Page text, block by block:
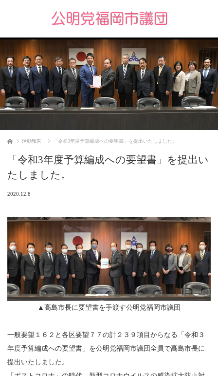
ホーム 活動報告 「令和3年度予算編成への要望書」を提出いたしました。
「令和3年度予算編成への要望書」を提出い
たしました。
2020.12.8
▲髙島市長に要望書を手渡す公明党福岡市議団
一般要望１６２と各区要望７７の計２３９項目からなる「令和３
年度予算編成への要望書」を公明党福岡市議団全員で髙島市長に
提出いたしました。